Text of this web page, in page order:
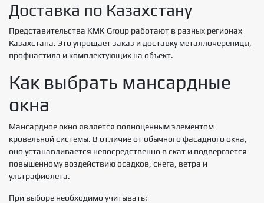
Доставка по Казахстану
Представительства KMK Group работают в разных регионах
Казахстана. Это упрощает заказ и доставку металлочерепицы,
профнастила и комплектующих на объект.
Как выбрать мансардные
окна
Мансардное окно является полноценным элементом
кровельной системы. В отличие от обычного фасадного окна,
оно устанавливается непосредственно в скат и подвергается
повышенному воздействию осадков, снега, ветра и
ультрафиолета.
При выборе необходимо учитывать: